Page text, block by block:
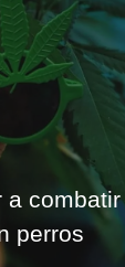
a combatir
perros